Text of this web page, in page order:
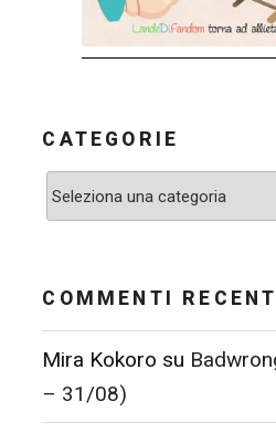
CATEGORIE
Categorie
COMMENTI
Mira Kokoro su
– 31/08)